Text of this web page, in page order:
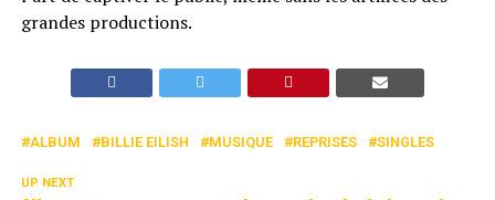
grandes productions.
ALBUM BILLIE EILISH MUSIQUE REPRISES SINGLES
UP NEXT